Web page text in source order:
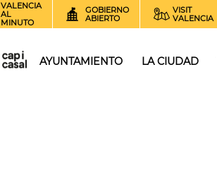
VALENCIA
AL
MINUTO
GOBIERNO
ABIERTO
VISIT
VALENCIA
AYUNTAMIENTO LA CIUDAD